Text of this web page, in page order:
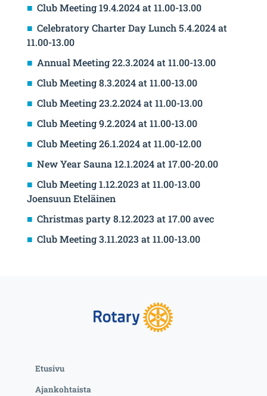
Club Meeting 19.4.2024 at 11.00-13.00
Celebratory Charter Day Lunch 5.4.2024 at
11.00-13.00
Annual Meeting 22.3.2024 at 11.00-13.00
Club Meeting 8.3.2024 at 11.00-13.00
Club Meeting 23.2.2024 at 11.00-13.00
Club Meeting 9.2.2024 at 11.00-13.00
Club Meeting 26.1.2024 at 11.00-12.00
New Year Sauna 12.1.2024 at 17.00-20.00
Club Meeting 1.12.2023 at 11.00-13.00
Joensuun Eteläinen
Christmas party 8.12.2023 at 17.00 avec
Club Meeting 3.11.2023 at 11.00-13.00
Etusivu
Ajankohtaista